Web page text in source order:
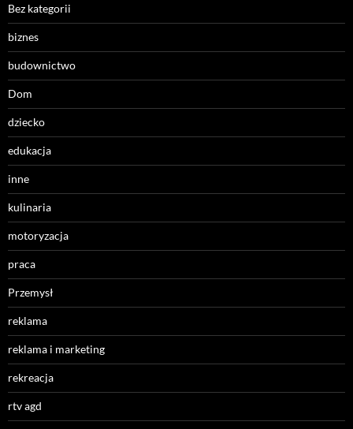
Bez kategorii
biznes
budownictwo
Dom
dziecko
edukacja
inne
kulinaria
motoryzacja
praca
Przemysł
reklama
reklama i marketing
rekreacja
rtv agd